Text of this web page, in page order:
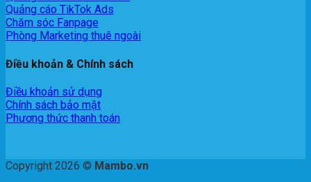
Quảng cáo TikTok Ads
Chăm sóc Fanpage
Phòng Marketing thuê ngoài
Điều khoản & Chính sách
Điều khoản sử dụng
Chính sách bảo mật
Phương thức thanh toán
Copyright 2026 © Mambo.vn